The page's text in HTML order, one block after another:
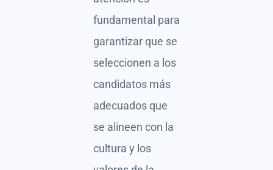
fundamental para
garantizar que se
seleccionen a los
candidatos más
adecuados que
se alineen con la
cultura y los